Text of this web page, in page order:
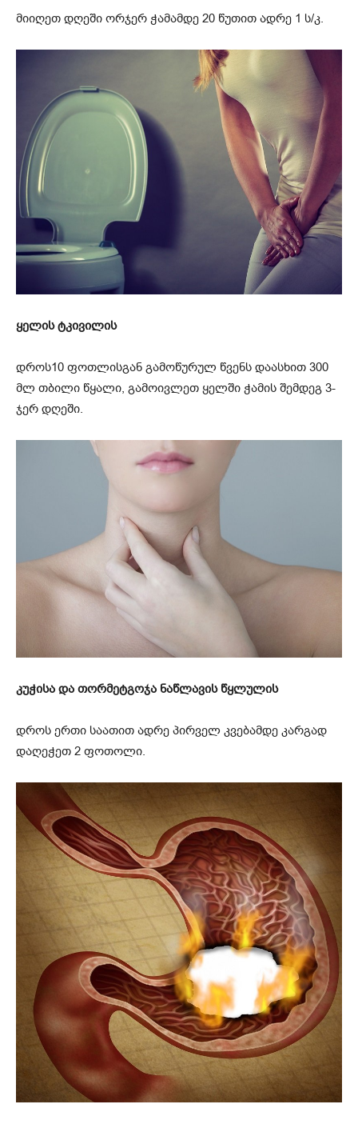
მიიღეთ დღეში ორჯერ ჭამამდე 20 წუთით ადრე 1 ს/კ.
ყელის ტკივილის
დროს10 ფოთლისგან გამოწურულ წვენს დაასხით 300
მლ თბილი წყალი, გამოივლეთ ყელში ჭამის შემდეგ 3-
ჯერ დღეში.
კუჭისა და თორმეტგოჯა ნაწლავის წყლულის
დროს ერთი საათით ადრე პირველ კვებამდე კარგად
დაღეჭეთ 2 ფოთოლი.